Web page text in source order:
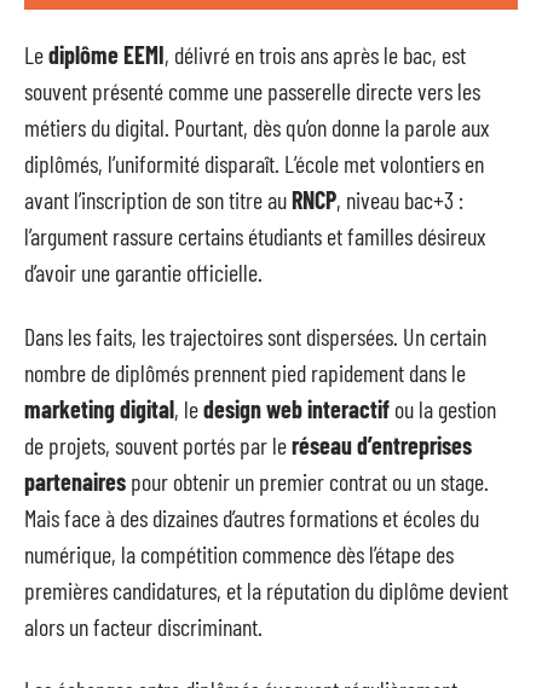
Lediplôme EEMI, délivré en trois ans après le bac, est
souvent présenté comme une passerelle directe vers les
métiers du digital. Pourtant, dès qu’on donne la parole aux
diplômés, l’uniformité disparaît. L’école met volontiers en
avant l’inscription de son titre auRNCP, niveau bac+3 :
l’argument rassure certains étudiants et familles désireux
d’avoir une garantie officielle.
Dans les faits, les trajectoires sont dispersées. Un certain
nombre de diplômés prennent pied rapidement dans le
marketing digital, ledesign web interactif ou la gestion
de projets, souvent portés par leréseau d’entreprises
partenaires pour obtenir un premier contrat ou un stage.
Mais face à des dizaines d’autres formations et écoles du
numérique, la compétition commence dès l’étape des
premières candidatures, et la réputation du diplôme devient
alors un facteur discriminant.